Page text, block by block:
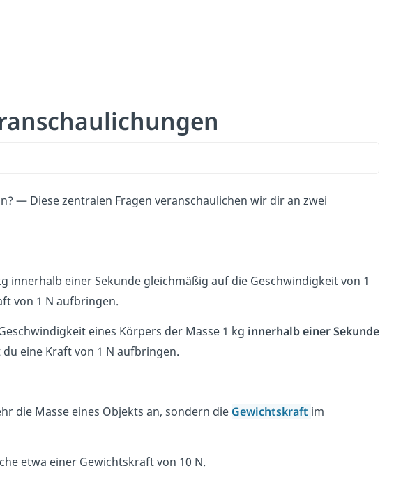
— Diese zentralen Fragen veranschaulichen wir dir an zwei
innerhalb einer Sekunde gleichmäßig auf die Geschwindigkeit von 1
von 1 N aufbringen.
eines Körpers der Masse 1 kg innerhalb einer Sekunde
eine Kraft von 1 N aufbringen.
die Masse eines Objekts an, sondern die Gewichtskraft im
etwa einer Gewichtskraft von 10 N.